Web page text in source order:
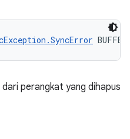
perangkat yang dihapus